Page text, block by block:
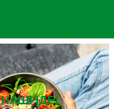
ІДЕЇ